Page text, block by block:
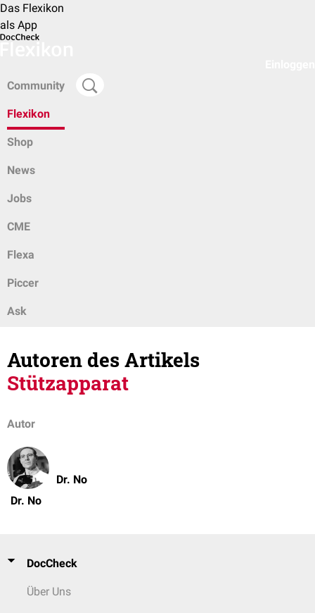
Das Flexikon
als App
Community
Flexikon
Shop
News
Jobs
CME
Flexa
Piccer
Ask
Autoren des Artikels
Stützapparat
Autor
Dr. No
Dr. No
DocCheck
Über Uns